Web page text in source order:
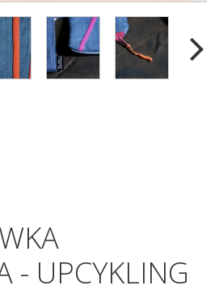
- UPCYKLING